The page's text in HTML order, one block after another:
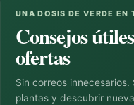
UNA DOSIS DE VERDE EN
Consejos
ofertas
Sin correos
plantas y descubrir